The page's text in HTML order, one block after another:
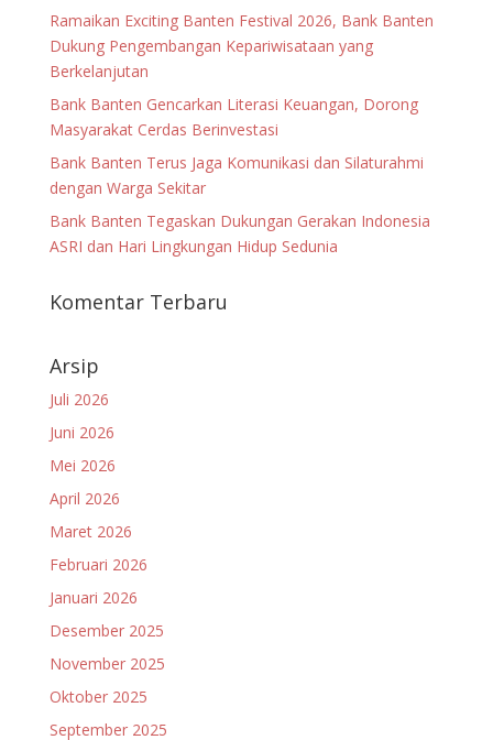
Ramaikan Exciting Banten Festival 2026, Bank Banten
Dukung Pengembangan Kepariwisataan yang
Berkelanjutan
Bank Banten Gencarkan Literasi Keuangan, Dorong
Masyarakat Cerdas Berinvestasi
Bank Banten Terus Jaga Komunikasi dan Silaturahmi
dengan Warga Sekitar
Bank Banten Tegaskan Dukungan Gerakan Indonesia
ASRI dan Hari Lingkungan Hidup Sedunia
Komentar Terbaru
Arsip
Juli 2026
Juni 2026
Mei 2026
April 2026
Maret 2026
Februari 2026
Januari 2026
Desember 2025
November 2025
Oktober 2025
September 2025